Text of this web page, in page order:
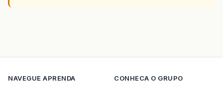
NAVEGUE APRENDA CONHECA O GRUPO